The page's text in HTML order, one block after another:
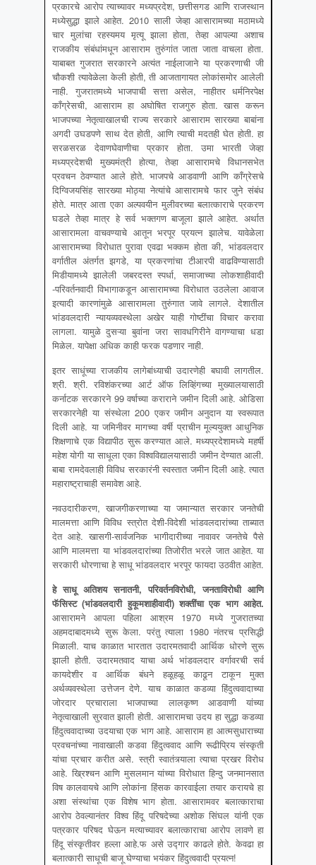
प्रकारचे आरोप त्याच्यावर मध्यप्रदेश, छत्तीसगड आणि राजस्थान
मध्येसुद्धा झाले आहेत. 2010 साली जेव्हा आसारामच्या मठामध्ये
चार मुलांचा रहस्यमय मृत्यू झाला होता, तेव्हा आपल्या अशाच
राजकीय संबंधांमधून आसाराम तुरुंगांत जाता जाता वाचला होता.
याबाबत गुजरात सरकारने अत्यंत नाईलाजाने या प्रकरणाची जी
चौकशी त्यावेळेला केली होती, ती आजतागायत लोकांसमोर आलेली
नाही. गुजरातमध्ये भाजपाची सत्ता असेल, नाहीतर धर्मनिरपेक्ष
काँग्रेसची, आसाराम हा अघोषित राजगुरु होता. खास करून
भाजपच्या नेतृत्वाखालची राज्य सरकारे आसाराम सारख्या बाबांना
अगदी उघडपणे साथ देत होती, आणि त्याची मदतही घेत होती. हा
सरळसरळ देवाणघेवाणीचा प्रकार होता. उमा भारती जेव्हा
मध्यप्रदेशची मुख्यमंत्री होत्या, तेव्हा आसारामचे विधानसभेत
प्रवचन ठेवण्यात आले होते. भाजपचे आडवाणी आणि काँग्रेसचे
दिग्विजयसिंह सारख्या मोठ्या नेत्यांचे आसारामचे फार जुने संबंध
होते. मात्र आता एका अल्पवयीन मुलीवरच्या बलात्काराचे प्रकरण
घडले तेव्हा मात्र हे सर्व भक्तगण बाजूला झाले आहेत. अर्थात
आसारामला वाचवण्याचे आतून भरपूर प्रयत्न झालेच. यावेळेला
आसारामच्या विरोधात पुरावा एवढा भक्कम होता की, भांडवलदार
वर्गातील अंतर्गत झगडे, या प्रकरणांचा टीआरपी वाढविण्यासाठी
मिडीयामध्ये झालेली जबरदस्त स्पर्धा, समाजाच्या लोकशाहीवादी
-परिवर्तनवादी विभागाकडून आसारामच्या विरोधात उठलेला आवाज
इत्यादी कारणांमुळे आसारामला तुरुंगात जावे लागले. देशातील
भांडवलदारी न्यायव्यवस्थेला अखेर याही गोष्टींचा विचार करावा
लागला. यामुळे दुसऱ्या बुवांना जरा सावधगिरीने वागण्याचा धडा
मिळेल. यापेक्षा अधिक काही फरक पडणार नाही.
इतर साधूंच्या राजकीय लागेबांध्याची उदारणेही बघावी लागतील.
श्री. श्री. रविशंकरच्या आर्ट ऑफ लिव्हिंगच्या मुख्यालयासाठी
कर्नाटक सरकारने 99 वर्षाच्या कराराने जमीन दिली आहे. ओडिसा
सरकारनेही या संस्थेला 200 एकर जमीन अनुदान या स्वरूपात
दिली आहे. या जमिनीवर मागच्या वर्षी प्राचीन मूल्ययुक्त आधुनिक
शिक्षणाचे एक विद्यापीठ सुरू करण्यात आले. मध्यप्रदेशामध्ये महर्षी
महेश योगी या साधूला एका विश्वविद्यालयासाठी जमीन देण्यात आली.
बाबा रामदेवलाही विविध सरकारंनी स्वस्तात जमीन दिली आहे. त्यात
महाराष्ट्राचाही समावेश आहे.
नवउदारीकरण, खाजगीकरणाच्या या जमान्यात सरकार जनतेची
मालमत्ता आणि विविध स्त्रोत देशी-विदेशी भांडवलदारांच्या ताब्यात
देत आहे. खासगी-सार्वजनिक भागीदारीच्या नावावर जनतेचे पैसे
आणि मालमत्ता या भांडवलदारांच्या तिजोरीत भरले जात आहेत. या
सरकारी धोरणाचा हे साधू भांडवलदार भरपूर फायदा उठवीत आहेत.
हे साधू अतिशय सनातनी, परिवर्तनविरोधी, जनताविरोधी आणि
फॅसिस्ट (भांडवलदारी हुकूमशाहीवादी) शक्तींचा एक भाग आहेत.
आसारामने आपला पहिला आश्रम 1970 मध्ये गुजरातच्या
अहमदाबादमध्ये सुरू केला. परंतु त्याला 1980 नंतरच प्रसिद्धी
मिळाली. याच काळात भारतात उदारमतवादी आर्थिक धोरणे सुरू
झाली होती. उदारमतवाद याचा अर्थ भांडवलदार वर्गावरची सर्व
कायदेशीर व आर्थिक बंधने हळूहळू काढून टाकून मुक्त
अर्थव्यवस्थेला उत्तेजन देणे. याच काळात कडव्या हिंदुत्ववादाच्या
जोरदार प्रचाराला भाजपाच्या लालकृष्ण आडवाणी यांच्या
नेतृत्वाखाली सुरवात झाली होती. आसारामचा उदय हा सुद्धा कडव्या
हिंदुत्ववादाच्या उदयाचा एक भाग आहे. आसाराम हा आत्मसुधाराच्या
प्रवचनांच्या नावाखाली कडवा हिंदुत्ववाद आणि रूढीप्रिय संस्कृती
यांचा प्रचार करीत असे. स्त्री स्वातंत्र्याला त्याचा प्रखर विरोध
आहे. ख्रिश्चन आणि मुसलमान यांच्या विरोधात हिन्दु जनमानसात
विष कालवायचे आणि लोकांना हिंसक कारवाईला तयार करायचे हा
अशा संस्थांचा एक विशेष भाग होता. आसारामवर बलात्काराचा
आरोप ठेवल्यानंतर विश्व हिंदू परिषदेच्या अशोक सिंघल यांनी एक
पत्रकार परिषद घेऊन मत्याच्यावर बलात्काराचा आरोप लावणे हा
हिंदू संस्कृतीवर हल्ला आहे.फ असे उद्गार काढले होते. केवढा हा
बलात्कारी साधूची बाजू घेण्याचा भयंकर हिंदुत्ववादी प्रयत्न!